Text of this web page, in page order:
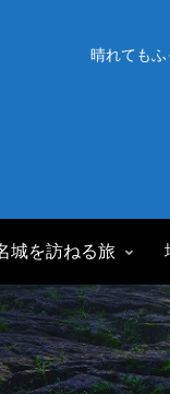
晴れても
城を訪ねる旅